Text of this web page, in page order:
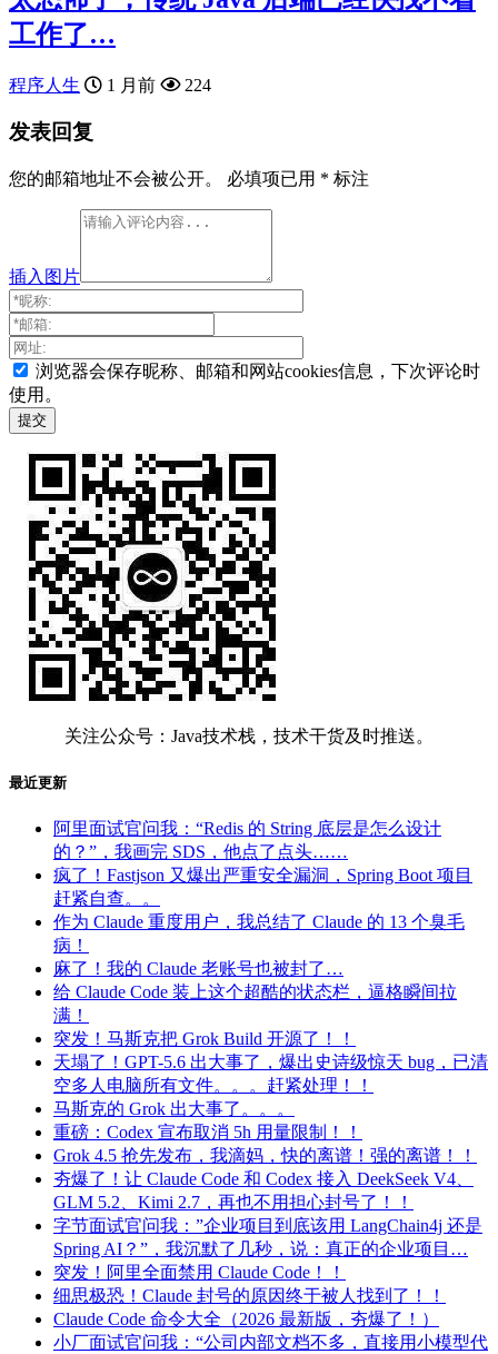
工作了…
程序人生 1 月前 224
发表回复
您的邮箱地址不会被公开。 必填项已用 * 标注
插入图片
浏览器会保存昵称、邮箱和网站cookies信息，下次评论时
使用。
关注公众号：Java技术栈，技术干货及时推送。
最近更新
阿里面试官问我：“Redis 的 String 底层是怎么设计
的？”，我画完 SDS，他点了点头……
疯了！Fastjson 又爆出严重安全漏洞，Spring Boot 项目
赶紧自查。。
作为 Claude 重度用户，我总结了 Claude 的 13 个臭毛
病！
麻了！我的 Claude 老账号也被封了…
给 Claude Code 装上这个超酷的状态栏，逼格瞬间拉
满！
突发！马斯克把 Grok Build 开源了！！
天塌了！GPT-5.6 出大事了，爆出史诗级惊天 bug，已清
空多人电脑所有文件。。。赶紧处理！！
马斯克的 Grok 出大事了。。。
重磅：Codex 宣布取消 5h 用量限制！！
Grok 4.5 抢先发布，我滴妈，快的离谱！强的离谱！！
夯爆了！让 Claude Code 和 Codex 接入 DeekSeek V4、
GLM 5.2、Kimi 2.7，再也不用担心封号了！！
字节面试官问我：”企业项目到底该用 LangChain4j 还是
Spring AI？”，我沉默了几秒，说：真正的企业项目…
突发！阿里全面禁用 Claude Code！！
细思极恐！Claude 封号的原因终于被人找到了！！
Claude Code 命令大全（2026 最新版，夯爆了！）
小厂面试官问我：“公司内部文档不多，直接用小模型代